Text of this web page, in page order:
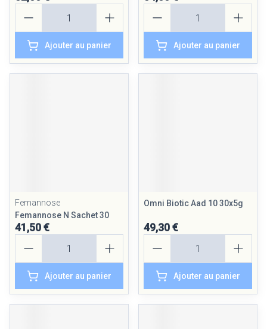
Ajouter au panier Ajouter au panier
Femannose
Femannose N Sachet 30
41,50 €
Ajouter au panier
Omni Biotic Aad 10 30x5g
49,30 €
Ajouter au panier